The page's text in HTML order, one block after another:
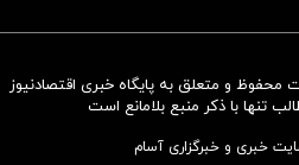
با این شامپو همه فکر میکنن انگار
و متعلق به پایگاه خبری اقتصادنیوز
تنها با ذکر منبع بلامانع است
خبری و خبرگزاری آسام